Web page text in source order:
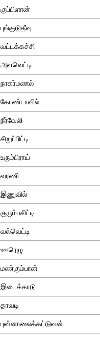
குப்பிளான்
புங்குடுதீவு
வட்டக்கச்சி
அளவெட்டி
நாகர்மணல்
கோண்டாவில்
நீர்வேலி
சிறுப்பிட்டி
உரும்பிராய்
வரணி
இணுவில்
குரும்பசிட்டி
வல்வெட்டி
ஊரெழு
மண்கும்பான்
இடைக்காடு
தாவடி
புன்னாலைக்கட்டுவன்